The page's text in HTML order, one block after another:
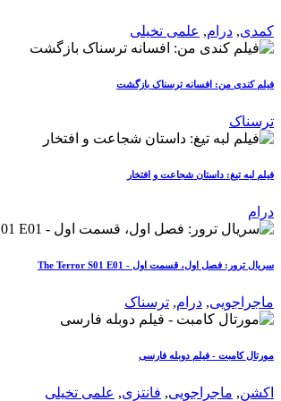
کمدی, درام, علمی تخیلی
فیلم کندی من: افسانه ترسناک بازگشت
ترسناک
فیلم لبه تیغ: داستان شجاعت و افتخار
درام
سریال ترور: فصل اول، قسمت اول - The Terror S01 E01
ماجراجویی, درام, ترسناک
مورتال کامبت - فیلم دوبله فارسی
اکشن, ماجراجویی, فانتزی, علمی تخیلی